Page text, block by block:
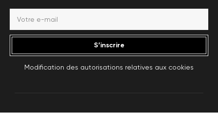
S’inscrire
Modification des autorisations relatives aux cookies